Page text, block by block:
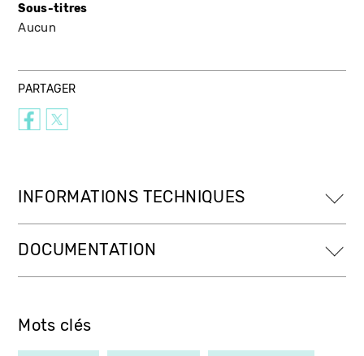
Sous-titres
Aucun
PARTAGER
INFORMATIONS TECHNIQUES
DOCUMENTATION
Mots clés